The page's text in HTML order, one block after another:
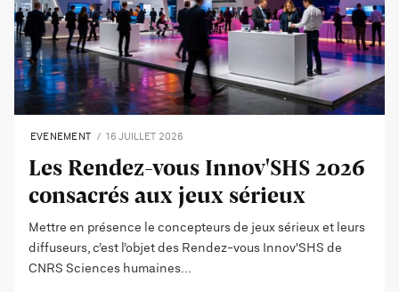
EVENEMENT 16 JUILLET 2026
Les Rendez-vous Innov'SHS 2026
consacrés aux jeux sérieux
Mettre en présence le concepteurs de jeux sérieux et leurs
diffuseurs, c’est l’objet des Rendez-vous Innov'SHS de
CNRS Sciences humaines